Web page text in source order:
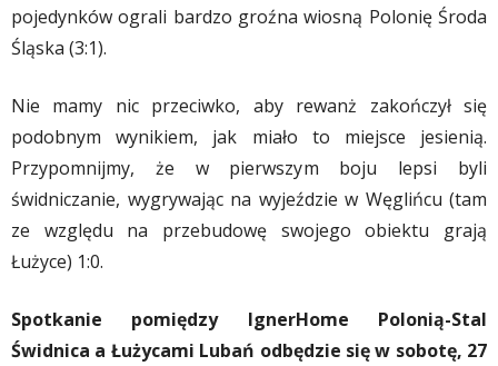
pojedynków ograli bardzo groźna wiosną Polonię Środa
Śląska (3:1).
Nie mamy nic przeciwko, aby rewanż zakończył się
podobnym wynikiem, jak miało to miejsce jesienią.
Przypomnijmy, że w pierwszym boju lepsi byli
świdniczanie, wygrywając na wyjeździe w Węglińcu (tam
ze względu na przebudowę swojego obiektu grają
Łużyce) 1:0.
Spotkanie pomiędzy IgnerHome Polonią-Stal
Świdnica a Łużycami Lubań odbędzie się w sobotę, 27